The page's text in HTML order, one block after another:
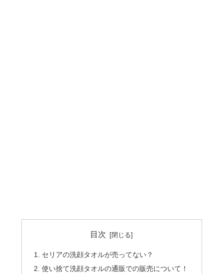
目次
セリアの洗顔タオルが売ってない？
使い捨て洗顔タオルの通販での販売について！